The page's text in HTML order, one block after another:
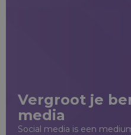
Vergroot je
media
Social media is een